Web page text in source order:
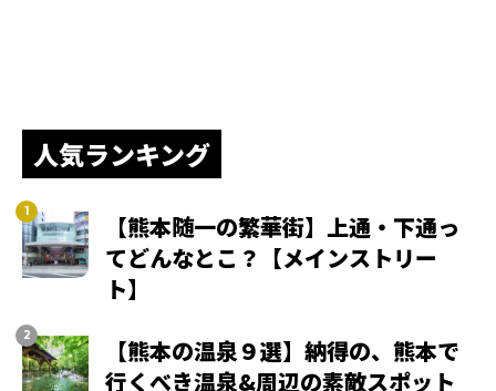
人気ランキング
【熊本随一の繁華街】上通・下通っ
てどんなとこ？【メインストリー
ト】
【熊本の温泉９選】納得の、熊本で
行くべき温泉&周辺の素敵スポット